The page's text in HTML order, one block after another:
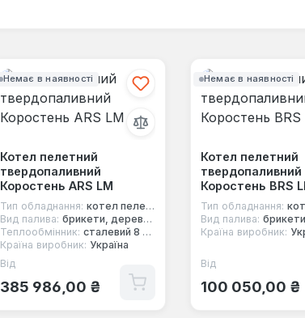
Немає в наявності
Котел пелетний
твердопаливний
Коростень ARS LM
Тип обладнання: котел пелетний
Вид палива: брикети, дерево, торф, вугілля, тирса, стружка, пелети
Теплообмінник: сталевий 8 мм
Країна виробник: Україна
Звичайна ціна:
Від
385 986,00 ₴
Немає в наявності
Котел пелетний
твердопаливний
Коростень BRS
Тип обладнання:
Вид палива: брикети, дерево, торф,
Країна виробник:
Звичайна ціна:
Від
100 050,00 ₴